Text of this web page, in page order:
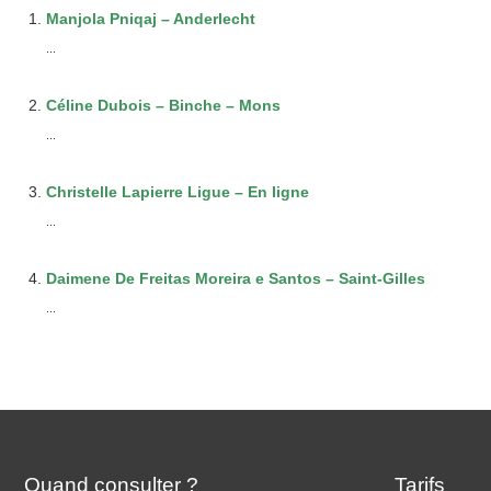
Manjola Pniqaj – Anderlecht
Céline Dubois – Binche – Mons
Christelle Lapierre Ligue – En ligne
Daimene De Freitas Moreira e Santos – Saint-Gilles
Quand consulter ? Tarifs